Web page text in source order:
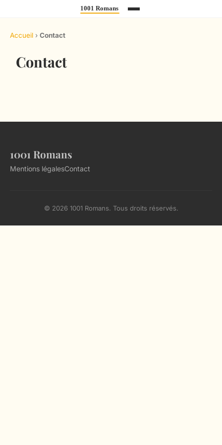
Accueil › Contact
Contact
1001 Romans
Mentions légalesContact
© 2026 1001 Romans. Tous droits réservés.